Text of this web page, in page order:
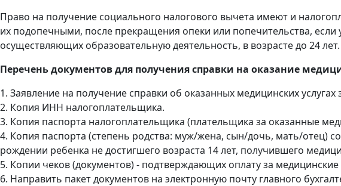
Право на получение социального налогового вычета имеют и
их подопечными, после прекращения опеки или попечительства,
осуществляющих образовательную деятельность, в возрасте до 24 лет.
Перечень документов для получения справки на оказание
1. Заявление на получение справки об оказанных медицинских
2. Копия ИНН налогоплательщика.
3. Копия паспорта налогоплательщика (плательщика за оказанные
4. Копия паспорта (степень родства: муж/жена, сын/дочь, мать/отец)
рождении ребенка не достигшего возраста 14 лет, получившего
5. Копии чеков (документов) - подтверждающих оплату за медицинские
6. Направить пакет документов на электронную почту главного